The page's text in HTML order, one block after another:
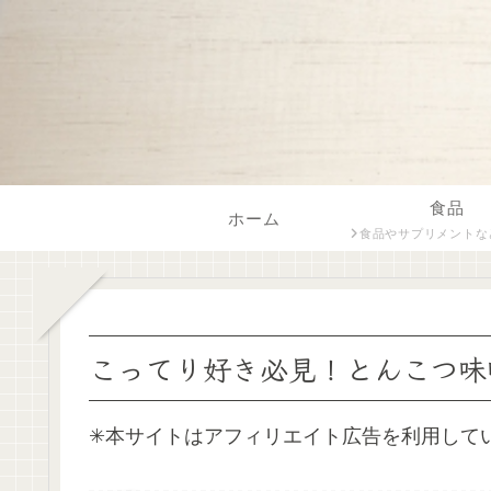
ホーム
食品
食品やサプリメントなど飲食に関係する内容をフードスペシャリ
こってり好き必見！とんこつ
✳︎本サイトはアフィリエイト広告を利用して